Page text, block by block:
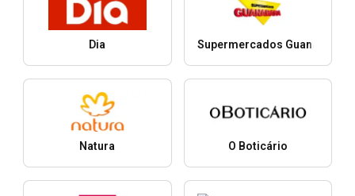
Dia Supermercados Guanabara
Natura O Boticário